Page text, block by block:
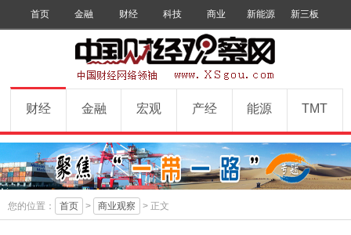
首页 金融 财经 科技 商业 新能源 新三板
财经 金融 宏观 产经 能源 TMT
您的位置： 首页 > 商业观察 > 正文